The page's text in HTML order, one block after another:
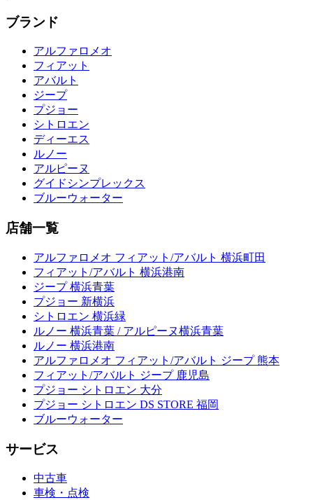
ブランド
アルファロメオ
フィアット
アバルト
ジープ
プジョー
シトロエン
ディーエス
ルノー
アルピーヌ
グイドシンプレックス
ブルーウォーター
店舗一覧
アルファロメオ フィアット/アバルト 横浜町田
フィアット/アバルト 横浜港南
ジープ 横浜青葉
プジョー 新横浜
シトロエン 横浜緑
ルノー 横浜青葉 / アルピーヌ横浜青葉
ルノー 横浜港南
アルファロメオ フィアット/アバルト ジープ 熊本
フィアット/アバルト ジープ 鹿児島
プジョー シトロエン 大分
プジョー シトロエン DS STORE 福岡
ブルーウォーター
サービス
中古車
車検・点検